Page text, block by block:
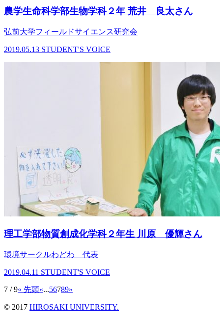
農学生命科学部生物学科２年 荒井 良太さん
弘前大学フィールドサイエンス研究会
2019.05.13 STUDENT'S VOICE
理工学部物質創成化学科２年生 川原 優輝さん
環境サークルわどわ 代表
2019.04.11 STUDENT'S VOICE
7 / 9« 先頭«...56789»
© 2017 HIROSAKI UNIVERSITY.